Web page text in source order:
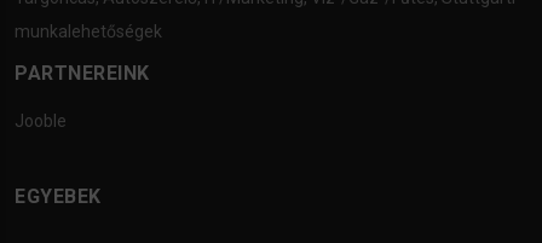
munkalehetőségek
PARTNEREINK
Jooble
EGYEBEK